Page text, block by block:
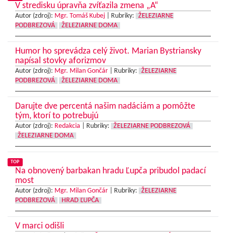
V stredisku úpravňa zvíťazila zmena „A“
Autor (zdroj): Mgr. Tomáš Kubej Rubriky:
ŽELEZIARNE
PODBREZOVÁ
ŽELEZIARNE DOMA
Humor ho sprevádza celý život. Marian Bystriansky
napísal stovky aforizmov
Autor (zdroj): Mgr. Milan Gončár Rubriky:
ŽELEZIARNE
PODBREZOVÁ
ŽELEZIARNE DOMA
Darujte dve percentá našim nadáciám a pomôžte
tým, ktorí to potrebujú
Autor (zdroj): Redakcia Rubriky:
ŽELEZIARNE PODBREZOVÁ
ŽELEZIARNE DOMA
TOP
Na obnovený barbakan hradu Ľupča pribudol padací
most
Autor (zdroj): Mgr. Milan Gončár Rubriky:
ŽELEZIARNE
PODBREZOVÁ
HRAD ĽUPČA
V marci odišli